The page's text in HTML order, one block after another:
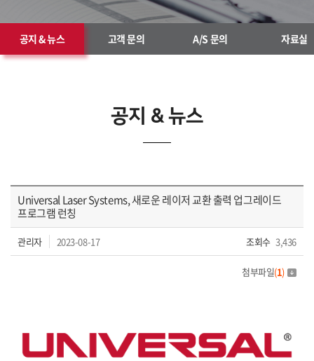
공지 & 뉴스 고객 문의 A/S 문의 자료실
공지 & 뉴스
Universal Laser Systems, 새로운 레이저 교환 출력 업그레이드
프로그램 런칭
관리자 2023-08-17 조회수 3,436
첨부파일(1)